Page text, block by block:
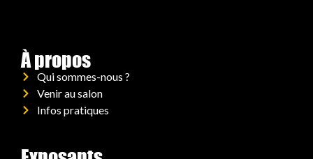
À propos
Qui sommes-nous ?
Venir au salon
Infos pratiques